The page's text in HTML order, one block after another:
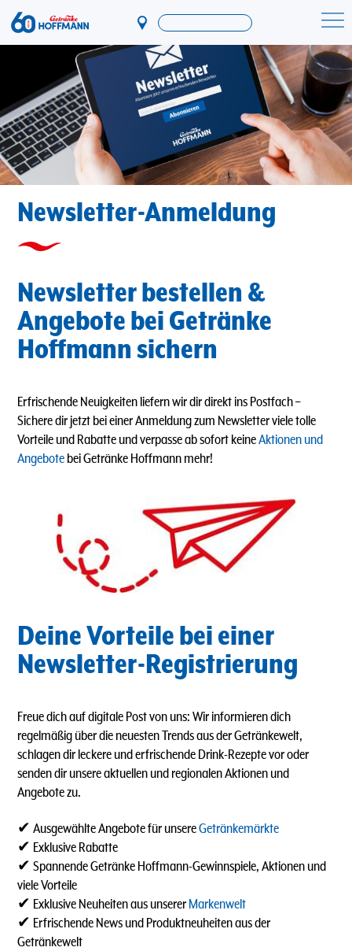
Direkt
zum
Inhalt
Startseite Getränke Hoffmann
Newsletter-Anmeldung
Newsletter bestellen &
Angebote bei Getränke
Hoffmann sichern
Erfrischende Neuigkeiten liefern wir dir direkt ins Postfach–
Sichere dir jetzt bei einer Anmeldung zum Newsletter viele tolle
Vorteile und Rabatte und verpasse ab sofort keineAktionen und
Angebote bei Getränke Hoffmann mehr!
Deine Vorteile bei einer
Newsletter-Registrierung
Freue dich auf digitale Post von uns: Wir informieren dich
regelmäßig über die neuesten Trends aus der Getränkewelt,
schlagen dir leckere und erfrischende Drink-Rezepte vor oder
senden dir unsere aktuellen und regionalen Aktionen und
Angebote zu.
✔ Ausgewählte Angebote für unsereGetränkemärkte
✔ Exklusive Rabatte
✔ Spannende Getränke Hoffmann-Gewinnspiele, Aktionen und
viele Vorteile
✔ Exklusive Neuheiten aus unserer Markenwelt
✔ Erfrischende News und Produktneuheiten aus der
Getränkewelt